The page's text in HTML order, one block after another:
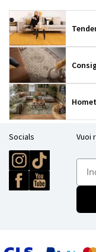
Socials Vuoi
E-